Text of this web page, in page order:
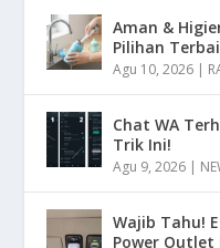
Aman &
Pilihan
Agu 10, 2026 |
Chat WA
Trik Ini!
Agu 9, 2026 |
Wajib Tahu!
Power Outlet